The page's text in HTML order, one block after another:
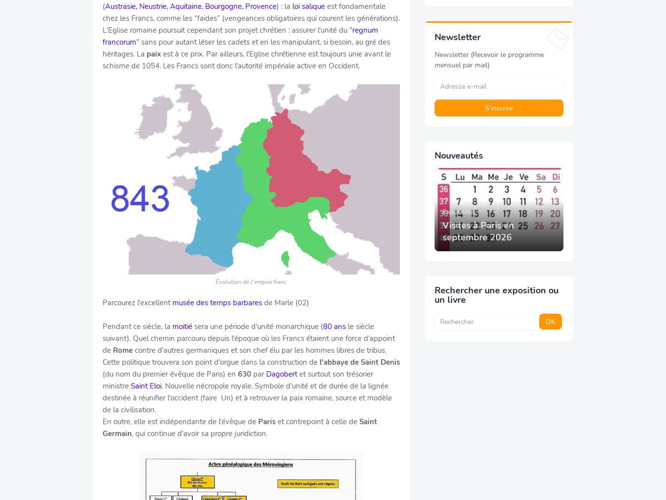
(Austrasie, Neustrie, Aquitaine, Bourgogne, Provence) : la loi salique est fondamentale
chez les Francs, comme les “faides” (vengeances obligatoires qui courent les générations).
L'Eglise romaine poursuit cependant son projet chrétien : assurer l'unité du "regnum
francorum" sans pour autant léser les cadets et en les manipulant, si besoin, au gré des
héritages. La paix est à ce prix. Par ailleurs, l'Eglise chrétienne est toujours unie avant le
schisme de 1054. Les Francs sont donc l'autorité impériale active en Occident.
Évolution de l'empire franc
Parcourez l'excellent musée des temps barbares de Marle (02)
Pendant ce siècle, la moitié sera une période d'unité monarchique (80 ans le siècle
suivant). Quel chemin parcouru depuis l'époque où les Francs étaient une force d’appoint
de Rome contre d’autres germaniques et son chef élu par les hommes libres de tribus.
Cette politique trouvera son point d'orgue dans la construction de l'abbaye de Saint Denis
(du nom du premier évêque de Paris) en 630 par Dagobertet surtout son trésorier
ministre Saint Eloi. Nouvelle nécropole royale, Symbole d'unité et de durée de la lignée
destinée à réunifier l'occident (faire Un) et à retrouver la paix romaine, source et modèle
de la civilisation.
En outre, elle est indépendante de l'évêque de Paris et contrepoint à celle de Saint
Germain, qui continue d'avoir sa propre juridiction.
Newsletter
Newsletter (Recevoir le programme
mensuel par mail)
Nouveautés
Expositions
Visites à Paris en
septembre 2026
Rechercher une exposition ou
un livre